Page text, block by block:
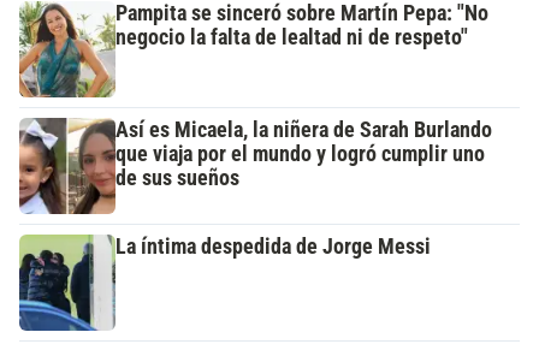
Pampita se sinceró sobre Martín Pepa: "No
negocio la falta de lealtad ni de respeto"
Así es Micaela, la niñera de Sarah Burlando
que viaja por el mundo y logró cumplir uno
de sus sueños
La íntima despedida de Jorge Messi